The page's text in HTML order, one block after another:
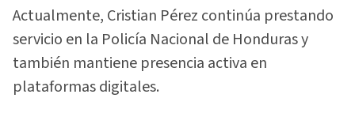
Actualmente, Cristian Pérez continúa prestando
servicio en la Policía Nacional de Honduras y
también mantiene presencia activa en
plataformas digitales.